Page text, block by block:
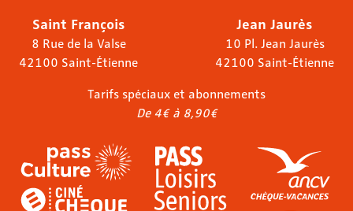
Saint François
8 Rue de la Valse
42100 Saint-Étienne
Jean Jaurès
10 Pl. Jean Jaurès
42100 Saint-Étienne
Tarifs spéciaux et abonnements
De 4€ à 8,90€